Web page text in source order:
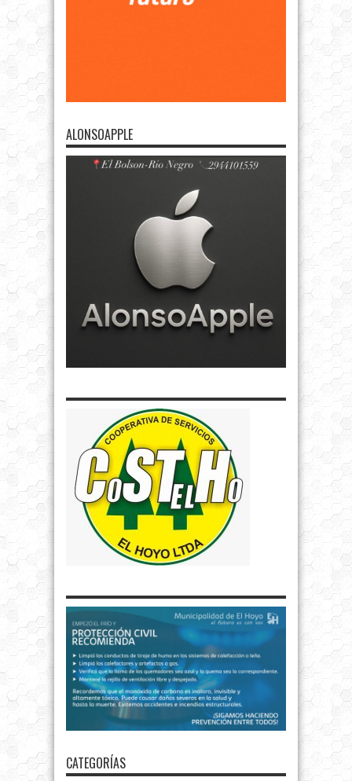
ALONSOAPPLE
CATEGORÍAS